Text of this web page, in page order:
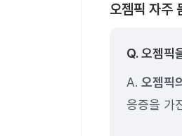
오젬픽 자주
Q. 오젬픽
A. 오젬픽
응증을 가